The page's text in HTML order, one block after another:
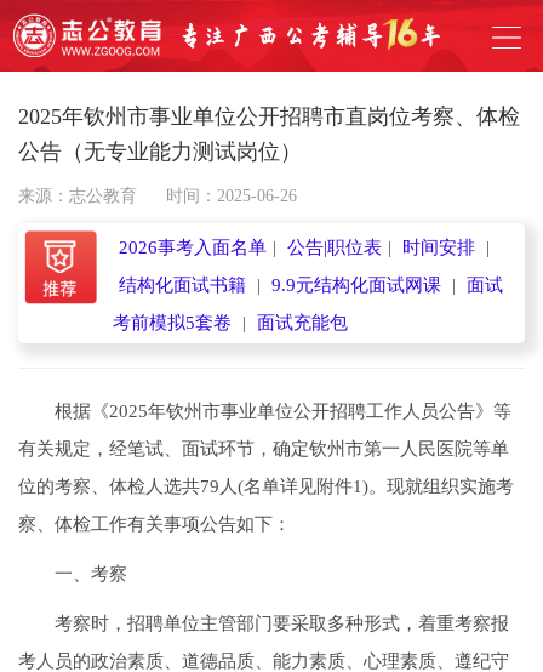
2025年钦州市事业单位公开招聘市直岗位考察、体检
公告（无专业能力测试岗位）
来源：志公教育 时间：2025-06-26
2026事考入面名单 | 公告|职位表 | 时间安排
|
结构化面试书籍
| 9.9元结构化面试网课 |
面试
考前模拟5套卷
| 面试充能包
根据《2025年钦州市事业单位公开招聘工作人员公告》等
有关规定，经笔试、面试环节，确定钦州市第一人民医院等单
位的考察、体检人选共79人(名单详见附件1)。现就组织实施考
察、体检工作有关事项公告如下：
一、考察
考察时，招聘单位主管部门要采取多种形式，着重考察报
考人员的政治素质、道德品质、能力素质、心理素质、遵纪守